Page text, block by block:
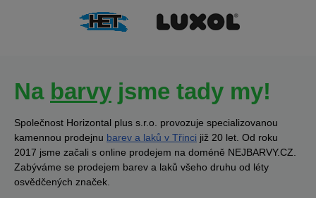
Na barvy jsme tady my!
Společnost Horizontal plus s.r.o. provozuje specializovanou
kamennou prodejnu barev a laků v Třinci již 20 let. Od roku
2017 jsme začali s online prodejem na doméně NEJBARVY.CZ.
Zabýváme se prodejem barev a laků všeho druhu od léty
osvědčených značek.